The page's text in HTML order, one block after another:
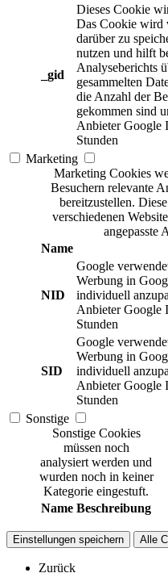
_gid
Dieses Cookie
Das Cookie wird
darüber zu
nutzen und hilft
Analyseberichts
gesammelten
die Anzahl der
gekommen sind
Anbieter Google
Stunden
Marketing
Marketing Cookies
Besuchern relevante
bereitzustellen.
verschiedenen
angepasste
Name
NID
Google
Werbung in
individuell
Anbieter Google
Stunden
SID
Google
Werbung in
individuell
Anbieter Google
Stunden
Sonstige
Sonstige Cookies
müssen noch
analysiert werden und
wurden noch in keiner
Kategorie eingestuft.
Name Beschreibung
Einstellungen speichern Alle
Zurück